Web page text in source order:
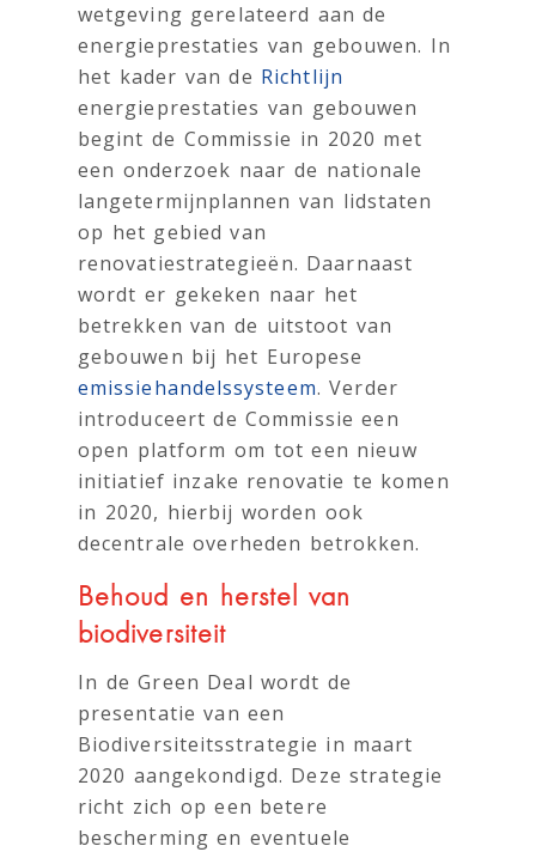
wetgeving gerelateerd aan de
energieprestaties van gebouwen. In
het kader van de Richtlijn
energieprestaties van gebouwen
begint de Commissie in 2020 met
een onderzoek naar de nationale
langetermijnplannen van lidstaten
op het gebied van
renovatiestrategieën. Daarnaast
wordt er gekeken naar het
betrekken van de uitstoot van
gebouwen bij het Europese
emissiehandelssysteem. Verder
introduceert de Commissie een
open platform om tot een nieuw
initiatief inzake renovatie te komen
in 2020, hierbij worden ook
decentrale overheden betrokken.
Behoud en herstel van
biodiversiteit
In de Green Deal wordt de
presentatie van een
Biodiversiteitsstrategie in maart
2020 aangekondigd. Deze strategie
richt zich op een betere
bescherming en eventuele